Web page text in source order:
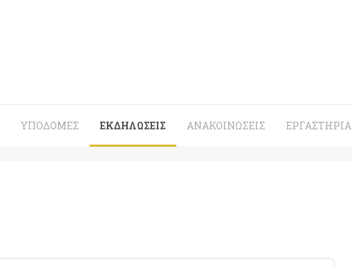
ΥΠΟΔΟΜΈΣ ΕΚΔΗΛΏΣΕΙΣ ΑΝΑΚΟΙΝΏΣΕΙΣ ΕΡΓΑΣΤΉΡΙΑ